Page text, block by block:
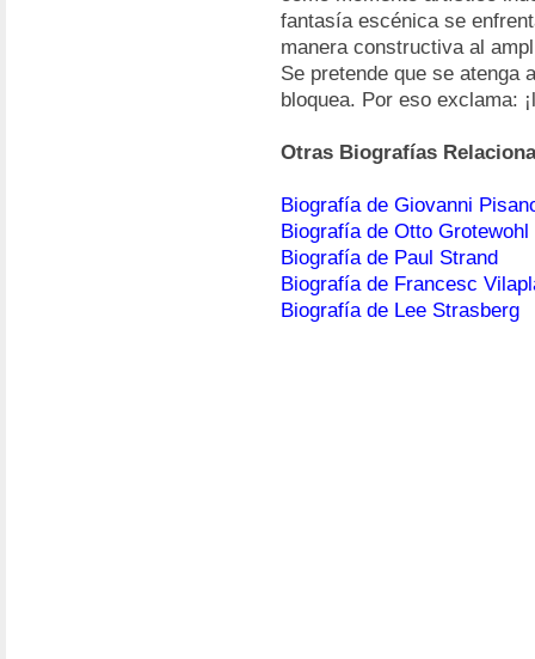
fantasía escénica se
manera constructiva al
Se pretende que se atenga
bloquea. Por eso exclama:
Otras Biografías
Biografía de Giovanni
Biografía de Otto Grotewohl
Biografía de Paul Strand
Biografía de Francesc
Biografía de Lee Strasberg